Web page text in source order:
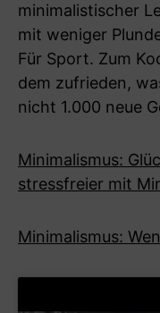
minimalistischer
mit weniger
Für Sport. Zum
dem zufrieden,
nicht 1.000 neue
Minimalismus:
stressfreier mit
Minimalismus: